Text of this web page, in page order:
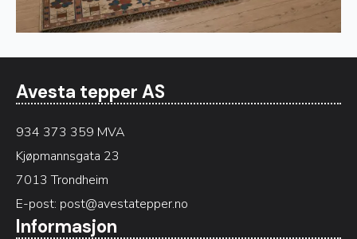
Avesta tepper AS
934 373 359 MVA
Kjøpmannsgata 23
7013 Trondheim
E-post: post@avestatepper.no
Informasjon